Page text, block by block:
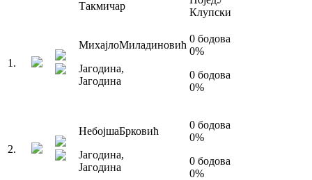
Такмичар
Клупски
1 .
МихајлоМиладиновић
Јагодина,
Јагодина
0 бодова
0%
0 бодова
0%
2.
НебојшаБрковић
Јагодина,
Јагодина
0 бодова
0%
0 бодова
0%